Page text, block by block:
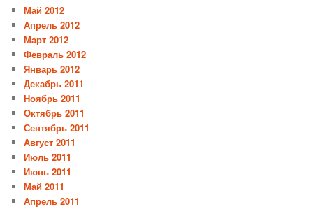
Май 2012
Апрель 2012
Март 2012
Февраль 2012
Январь 2012
Декабрь 2011
Ноябрь 2011
Октябрь 2011
Сентябрь 2011
Август 2011
Июль 2011
Июнь 2011
Май 2011
Апрель 2011